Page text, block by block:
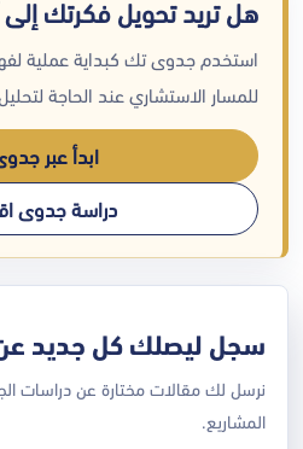
هل تريد تحويل فكرتك
استخدم جدوى تك كبداية عملية
للمسار الاستشاري عند الحاجة
ابدأ عبر
دراسة جدوى
أهمية الدراسة
تحديد الأعداد المتوقع
تحديد سعر مناسب للخدمة
سجل ليصلك كل جديد عن
نرسل لك مقالات مختارة عن دراسات
المشاريع.